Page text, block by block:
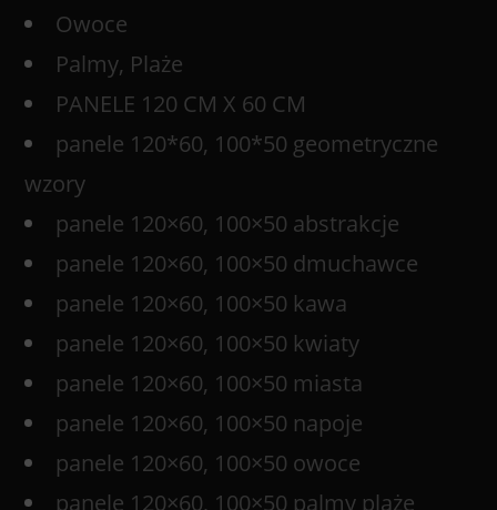
Owoce
Palmy, Plaże
PANELE 120 CM X 60 CM
panele 120*60, 100*50 geometryczne
wzory
panele 120×60, 100×50 abstrakcje
panele 120×60, 100×50 dmuchawce
panele 120×60, 100×50 kawa
panele 120×60, 100×50 kwiaty
panele 120×60, 100×50 miasta
panele 120×60, 100×50 napoje
panele 120×60, 100×50 owoce
panele 120×60, 100×50 palmy plaże